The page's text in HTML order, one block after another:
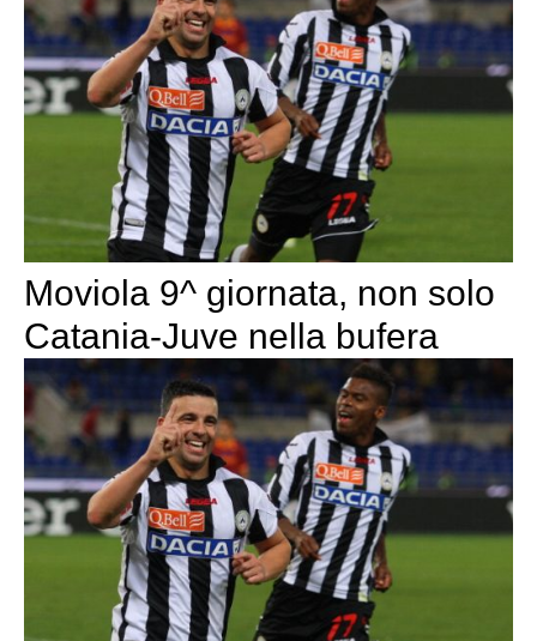
Moviola 9^ giornata, non solo
Catania-Juve nella bufera